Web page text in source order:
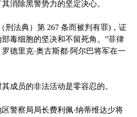
消除黑警势力的坚定决心。
刑法典）第 267 条而被判有罪)，证
毒细胞的坚决和不留死角。”菲律
德里克·奥古斯都·阿尔巴将军在一
成员的非法活动是零容忍的。
警察局局长费利佩·纳蒂维达少将